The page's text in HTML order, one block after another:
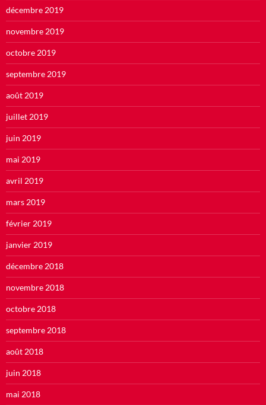
décembre 2019
novembre 2019
octobre 2019
septembre 2019
août 2019
juillet 2019
juin 2019
mai 2019
avril 2019
mars 2019
février 2019
janvier 2019
décembre 2018
novembre 2018
octobre 2018
septembre 2018
août 2018
juin 2018
mai 2018